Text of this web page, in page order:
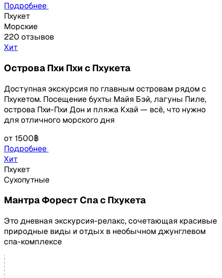
Подробнее
Пхукет
Морские
220 отзывов
Хит
Острова Пхи Пхи с Пхукета
Доступная экскурсия по главным островам рядом с
Пхукетом. Посещение бухты Майя Бэй, лагуны Пиле,
острова Пхи-Пхи Дон и пляжа Кхай — всё, что нужно
для отличного морского дня
от1500฿
Подробнее
Хит
Пхукет
Сухопутные
Мантра Форест Спа с Пхукета
Это дневная экскурсия-релакс, сочетающая красивые
природные виды и отдых в необычном джунглевом
спа-комплексе